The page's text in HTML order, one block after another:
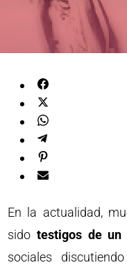
En la actualidad,
sido testigos de
sociales